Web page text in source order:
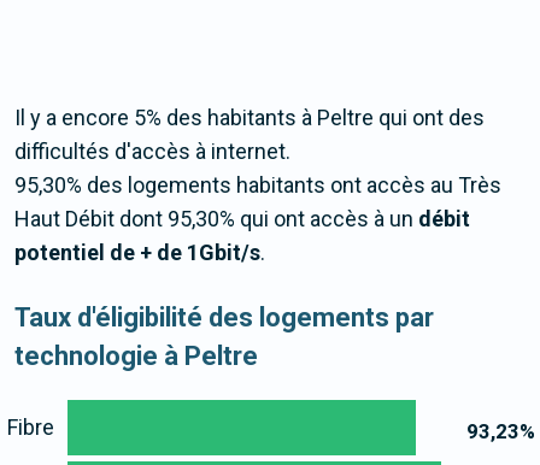
Il y a encore 5% des habitants à Peltre qui ont des
difficultés d'accès à internet.
95,30% des logements habitants ont accès au Très
Haut Débit dont 95,30% qui ont accès à un débit
potentiel de + de 1Gbit/s.
Taux d'éligibilité des logements par
technologie à Peltre
93,23%
Fibre